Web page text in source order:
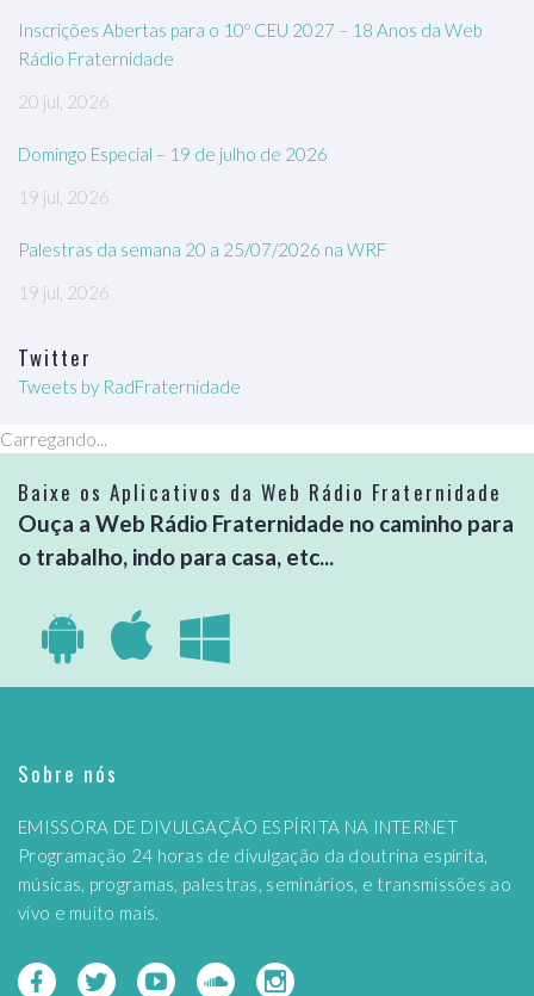
Inscrições Abertas para o 10º CEU 2027 – 18 Anos da Web
Rádio Fraternidade
20 jul, 2026
Domingo Especial – 19 de julho de 2026
19 jul, 2026
Palestras da semana 20 a 25/07/2026 na WRF
19 jul, 2026
Twitter
Tweets by RadFraternidade
Carregando...
Baixe os Aplicativos da Web Rádio Fraternidade
Ouça a Web Rádio Fraternidade no caminho para
o trabalho, indo para casa, etc...
Sobre nós
EMISSORA DE DIVULGAÇÃO ESPÍRITA NA INTERNET
Programação 24 horas de divulgação da doutrina espírita,
músicas, programas, palestras, seminários, e transmissões ao
vivo e muito mais.